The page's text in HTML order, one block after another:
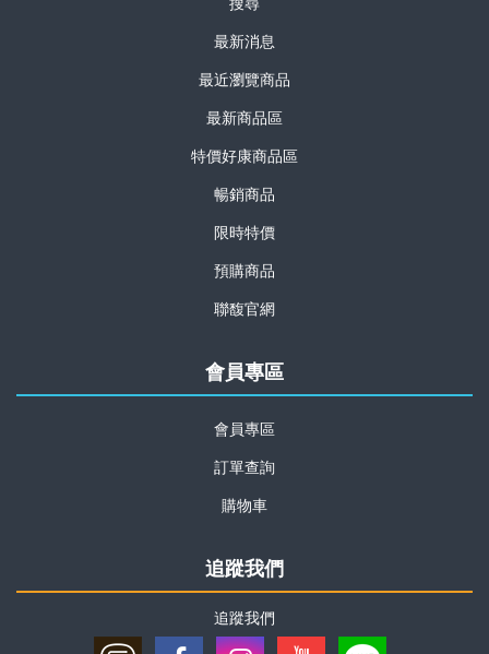
最新消息
最近瀏覽商品
最新商品區
特價好康商品區
暢銷商品
限時特價
預購商品
聯馥官網
會員專區
會員專區
訂單查詢
購物車
追蹤我們
追蹤我們